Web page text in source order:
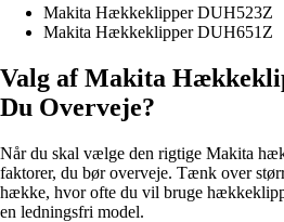
Makita Hækkeklipper DUH523Z
Makita Hækkeklipper DUH651Z
Valg af Makita
Du Overveje?
Når du skal vælge den rigtige Makita
faktorer, du bør overveje. Tænk over
hække, hvor ofte du vil bruge
en ledningsfri model.